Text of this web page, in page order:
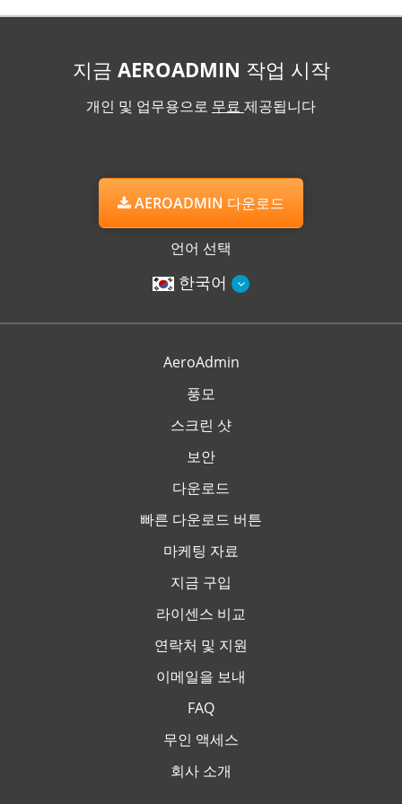
지금 AEROADMIN 작업 시작
개인 및 업무용으로 무료 제공됩니다
AEROADMIN 다운로드
언어 선택
한국어
AeroAdmin
풍모
스크린 샷
보안
다운로드
빠른 다운로드 버튼
마케팅 자료
지금 구입
라이센스 비교
연락처 및 지원
이메일을 보내
FAQ
무인 액세스
회사 소개